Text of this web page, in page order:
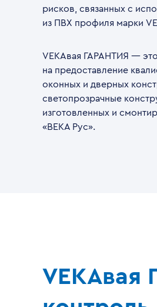
рисков, связанных с
из ПВХ профиля марки
VEKAвая ГАРАНТИЯ —
на предоставление
оконных и дверных
светопрозрачные
изготовленных и
«ВЕКА Рус».